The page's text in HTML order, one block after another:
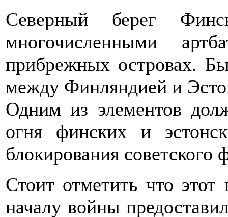
Северный берег
многочисленными
прибрежных островах.
между Финляндией и
Одним из элементов
огня финских и
блокирования советского
Стоит отметить что
началу войны